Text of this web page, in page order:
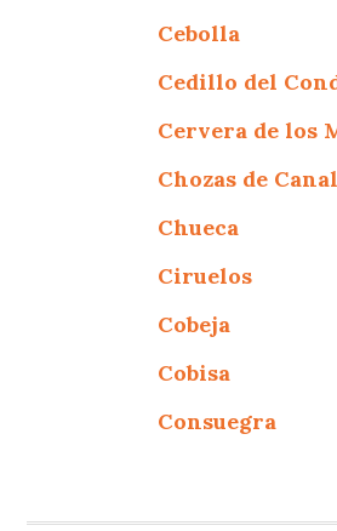
Cebolla
Cedillo del
Cervera de los
Chozas de
Chueca
Ciruelos
Cobeja
Cobisa
Consuegra